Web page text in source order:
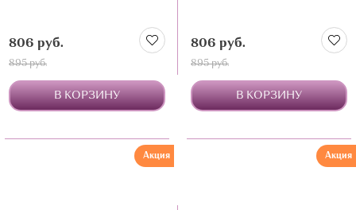
806 руб.
895 руб.
В КОРЗИНУ
806 руб.
895 руб.
В КОРЗИНУ
Акция Акция